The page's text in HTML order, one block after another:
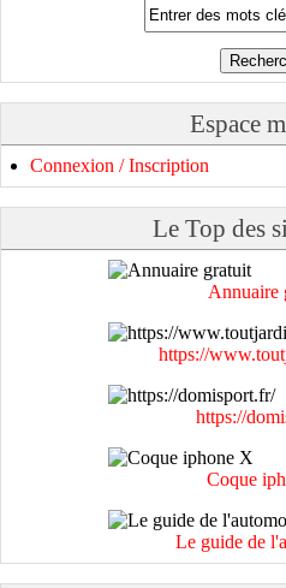
Espace
Connexion / Inscription
Le Top des
Annuaire
https://
https://
Coque
Le guide de